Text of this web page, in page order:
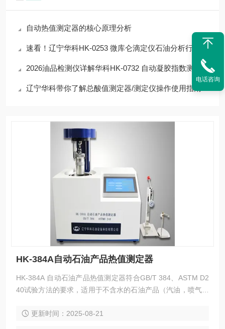
自动热值测定器的核心原理分析
速看！辽宁华科HK-0253 微库仑滴定仪石油分析行业实测，30秒看完核心优势
2026油品检测仪详解华科HK-0732 自动凝胶指数测定器：核心参数+性能优势
辽宁华科带你了解总酸值测定器/测定仪操作使用指南HK-12574B
HK-384A自动石油产品热值测定器
HK-384A 自动石油产品热值测定器符合GB/T 384、ASTM D2
40试验方法的要求，适用于不含水的石油产品（汽油，喷气燃
更新时间：2025-08-21
电话咨询